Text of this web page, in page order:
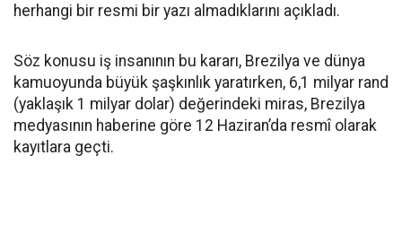
herhangi bir resmi bir yazı almadıklarını açıkladı.
Söz konusu iş insanının bu kararı, Brezilya ve dünya
kamuoyunda büyük şaşkınlık yaratırken, 6,1 milyar rand
(yaklaşık 1 milyar dolar) değerindeki miras, Brezilya
medyasının haberine göre 12 Haziran’da resmî olarak
kayıtlara geçti.